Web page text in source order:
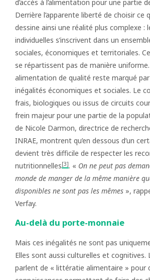
d’accès à l’alimentation pour une partie
Derrière l’apparente liberté de choisir ce
dessine ainsi une réalité plus complexe :
individuelles s’inscrivent dans un
sociales, économiques et territoriales.
se répartissent pas de manière uniforme.
alimentation de qualité reste marqué
inégalités économiques et sociales. Le
frais, biologiques ou issus de circuits
frein majeur pour une partie de la
de Nicole Darmon, directrice de
INRAE, montrent qu’en dessous d’un
devient très difficile de respecter les
nutritionnelles[3]. « On ne peut pas
monde de manger de la même manière
disponibles ne sont pas les mêmes »,
Verfay.
Au-delà du porte-monnaie
Mais ces inégalités ne sont pas
Elles sont aussi culturelles et cognitives.
parlent de « littératie alimentaire » pour